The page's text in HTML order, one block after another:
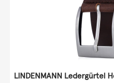
LINDENMANN Ledergürtel